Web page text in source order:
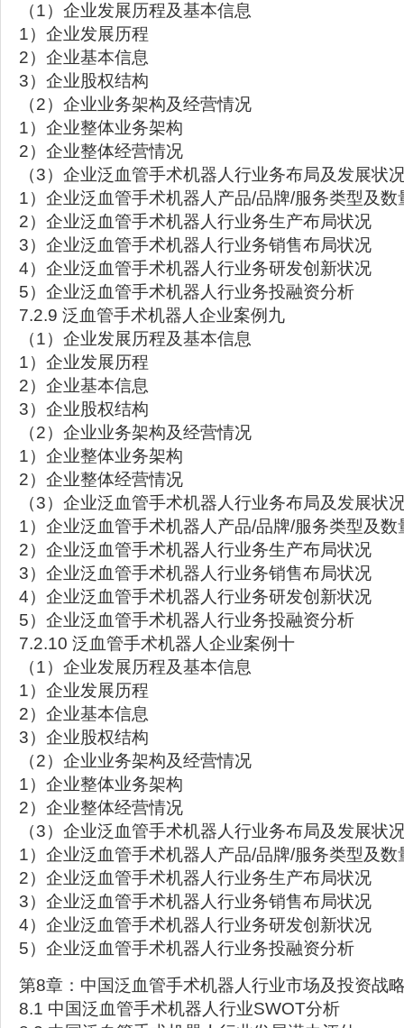
（1）企业发展历程及基本信息
1）企业发展历程
2）企业基本信息
3）企业股权结构
（2）企业业务架构及经营情况
1）企业整体业务架构
2）企业整体经营情况
（3）企业泛血管手术机器人行业务布局及发展状
1）企业泛血管手术机器人产品/品牌/服务类型及数
2）企业泛血管手术机器人行业务生产布局状况
3）企业泛血管手术机器人行业务销售布局状况
4）企业泛血管手术机器人行业务研发创新状况
5）企业泛血管手术机器人行业务投融资分析
7.2.9 泛血管手术机器人企业案例九
（1）企业发展历程及基本信息
1）企业发展历程
2）企业基本信息
3）企业股权结构
（2）企业业务架构及经营情况
1）企业整体业务架构
2）企业整体经营情况
（3）企业泛血管手术机器人行业务布局及发展状
1）企业泛血管手术机器人产品/品牌/服务类型及数
2）企业泛血管手术机器人行业务生产布局状况
3）企业泛血管手术机器人行业务销售布局状况
4）企业泛血管手术机器人行业务研发创新状况
5）企业泛血管手术机器人行业务投融资分析
7.2.10 泛血管手术机器人企业案例十
（1）企业发展历程及基本信息
1）企业发展历程
2）企业基本信息
3）企业股权结构
（2）企业业务架构及经营情况
1）企业整体业务架构
2）企业整体经营情况
（3）企业泛血管手术机器人行业务布局及发展状
1）企业泛血管手术机器人产品/品牌/服务类型及数
2）企业泛血管手术机器人行业务生产布局状况
3）企业泛血管手术机器人行业务销售布局状况
4）企业泛血管手术机器人行业务研发创新状况
5）企业泛血管手术机器人行业务投融资分析
第8章：中国泛血管手术机器人行业市场及投资战
8.1 中国泛血管手术机器人行业SWOT分析